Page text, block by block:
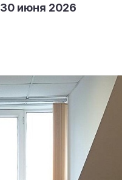
30 июня 2026